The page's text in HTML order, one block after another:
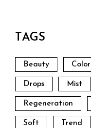
TAGS
Beauty Color
Drops Mist
Regeneration
Soft Trend